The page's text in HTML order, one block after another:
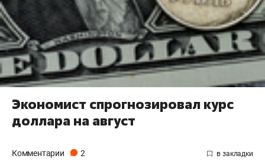
Экономист спрогнозировал курс
доллара на август
Комментарии 2